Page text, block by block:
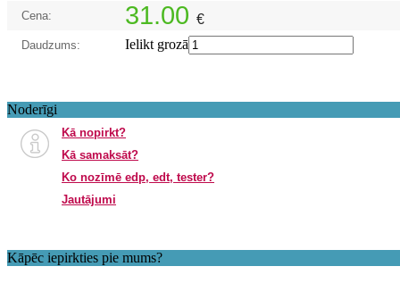
Cena: 31.00 €
Daudzums: Ielikt grozā
Noderīgi
Kā nopirkt?
Kā samaksāt?
Ko nozīmē edp, edt, tester?
Jautājumi
Kāpēc iepirkties pie mums?